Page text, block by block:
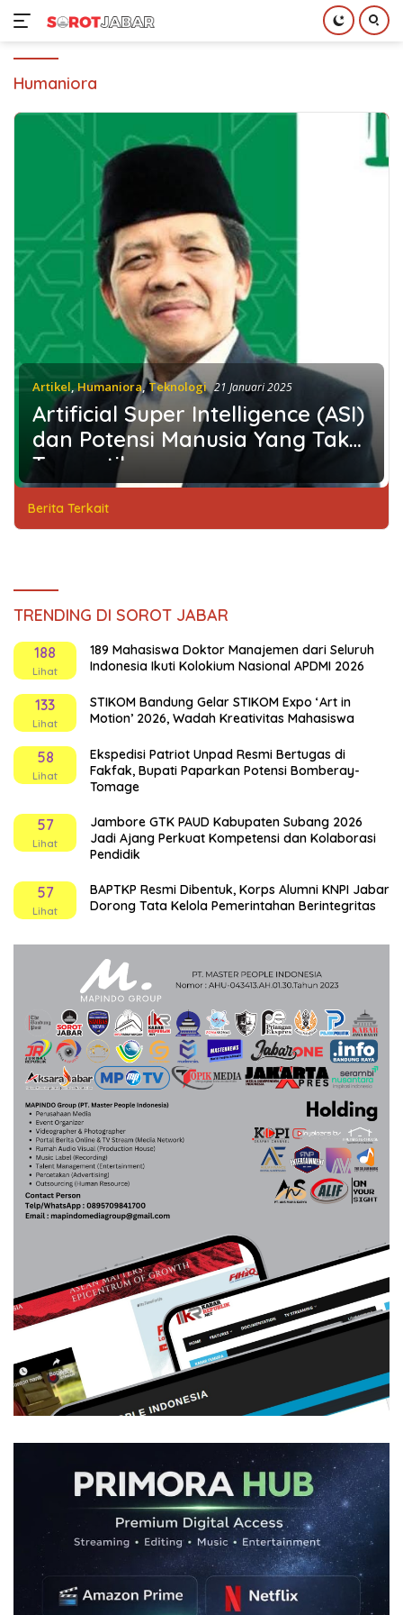
konten
Humaniora
Artikel,Humaniora,Teknologi 21 Januari 2025
Artificial Super Intelligence (ASI)
dan Potensi Manusia Yang Tak
Tergantikan
Berita Terkait
TRENDING DI SOROT JABAR
188
Lihat
189 Mahasiswa Doktor Manajemen dari Seluruh
Indonesia Ikuti Kolokium Nasional APDMI 2026
133
Lihat
STIKOM Bandung Gelar STIKOM Expo ‘Art in
Motion’ 2026, Wadah Kreativitas Mahasiswa
58
Lihat
Ekspedisi Patriot Unpad Resmi Bertugas di
Fakfak, Bupati Paparkan Potensi Bomberay-
Tomage
57
Lihat
Jambore GTK PAUD Kabupaten Subang 2026
Jadi Ajang Perkuat Kompetensi dan Kolaborasi
Pendidik
57
Lihat
BAPTKP Resmi Dibentuk, Korps Alumni KNPI Jabar
Dorong Tata Kelola Pemerintahan Berintegritas